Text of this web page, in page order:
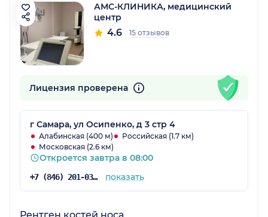
АМС-КЛИНИКА, медицинский
центр
4.6 15 отзывов
Лицензия проверена
г Самара, ул Осипенко, д 3 стр 4
Алабинская (400 м)
Российская (1.7 км)
Московская (2.6 км)
Откроется завтра в 08:00
+7 (846) 201-03-05 показать